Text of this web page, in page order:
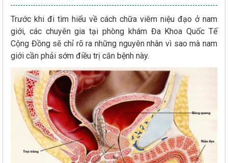
Trước khi đi tìm hiểu về cách chữa viêm niệu đạo ở nam
giới, các chuyên gia tại phòng khám Đa Khoa Quốc Tế
Cộng Đồng sẽ chỉ rõ ra những nguyên nhân vì sao mà nam
giới cần phải sớm điều trị căn bệnh này.